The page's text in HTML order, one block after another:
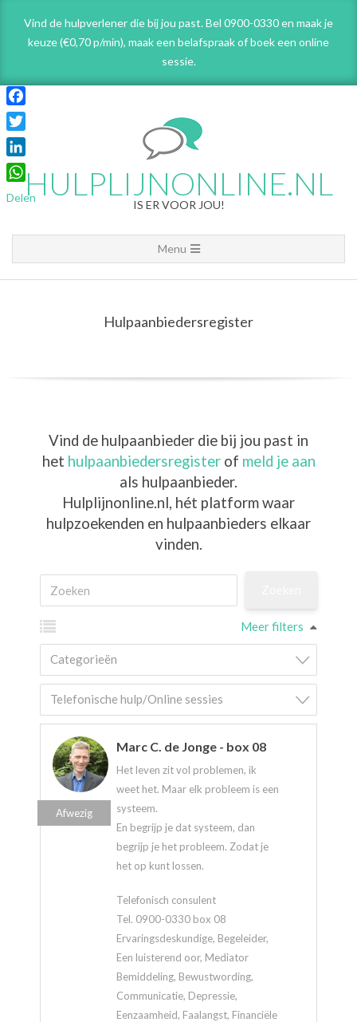
content
Vind de hulpverlener die bij jou past. Bel 0900-0330 en maak je
keuze (€0,70 p/min), maak een belafspraakof boek een online
sessie.
HULPLIJNONLINE.NL
IS ER VOOR JOU!
Navigation
Menu
Menu
Hulpaanbiedersregister
Vind de hulpaanbieder die bij jou past in
het hulpaanbiedersregisterof meld je aan
als hulpaanbieder.
Hulplijnonline.nl, hét platform waar
hulpzoekenden en hulpaanbieders elkaar
vinden.
Meer filters
Categorieën
Telefonische hulp/Online sessies
Marc C. de Jonge - box 08
Het leven zit vol problemen, ik
weet het. Maar elk probleem is een
systeem.
En begrijp je dat systeem, dan
begrijp je het probleem. Zodat je
het op kunt lossen.
Telefonisch consulent
Tel. 0900-0330 box 08
Ervaringsdeskundige, Begeleider,
Een luisterend oor, Mediator
Bemiddeling, Bewustwording,
Communicatie, Depressie,
Eenzaamheid, Faalangst, Financiële
Afwezig
Facebook
Twitter
LinkedIn
WhatsApp
Delen